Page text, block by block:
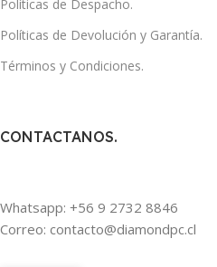
Políticas de Despacho.
Políticas de Devolución y Garantía.
Términos y Condiciones.
CONTACTANOS.
Whatsapp: +56 9 2732 8846
Correo: contacto@diamondpc.cl